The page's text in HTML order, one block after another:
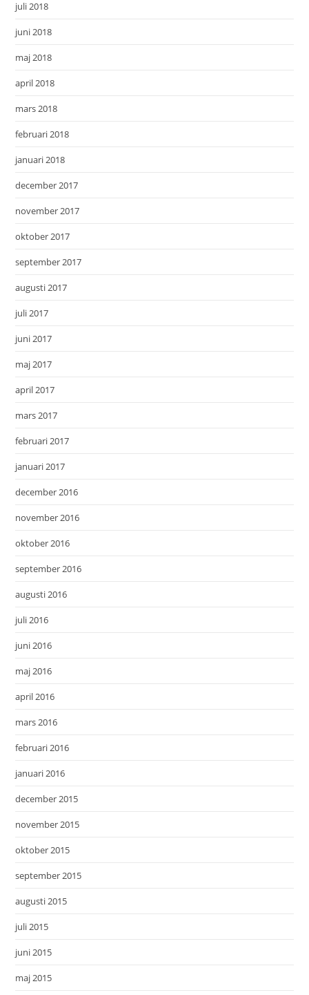
juli 2018
juni 2018
maj 2018
april 2018
mars 2018
februari 2018
januari 2018
december 2017
november 2017
oktober 2017
september 2017
augusti 2017
juli 2017
juni 2017
maj 2017
april 2017
mars 2017
februari 2017
januari 2017
december 2016
november 2016
oktober 2016
september 2016
augusti 2016
juli 2016
juni 2016
maj 2016
april 2016
mars 2016
februari 2016
januari 2016
december 2015
november 2015
oktober 2015
september 2015
augusti 2015
juli 2015
juni 2015
maj 2015